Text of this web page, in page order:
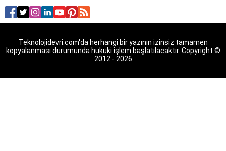
Teknolojidevri.com'da herhangi bir yazının izinsiz tamamen
kopyalanması durumunda hukuki işlem başlatılacaktır. Copyright ©
2012 - 2026